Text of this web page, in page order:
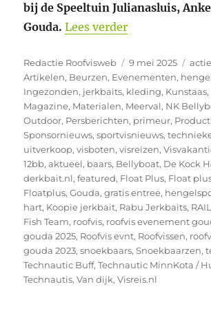
bij de Speeltuin Julianasluis,
Gouda. Lees verder“10 mei HET
Auteur
Redactie Roofvisweb
Geplaatst
op
9 mei 2025
Artikelen, Beurzen, Evenementen,
Ingezonden, jerkbaits, kleding, Kunstaas,
Magazine, Materialen, Meerval, NK
Outdoor, Persberichten, primeur,
Sponsornieuws,sportvisnieuws,
uitverkoop,visboten,visreizen,
12bb,aktueel, baars, Bellyboat, De Kock
derkbait.nl,featured, Float Plus, Float
Floatplus,Gouda,gratis entree,
hart, Koopie jerkbait, Rabu Jerkbaits,
Fish Team, roofvis, roofvis evenement
gouda 2025, Roofvis evnt, Roofvissen,
gouda 2023,snoekbaars,Snoekbaarzen,
Technautic Buff,Technautic MinnKota /
Technautis,Van dijk,Visreis.nl